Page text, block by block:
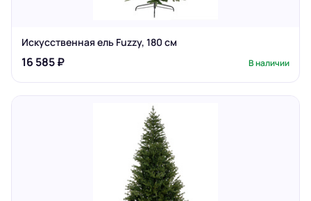
Искусственная ель Fuzzy, 180 см
16 585 ₽ В наличии